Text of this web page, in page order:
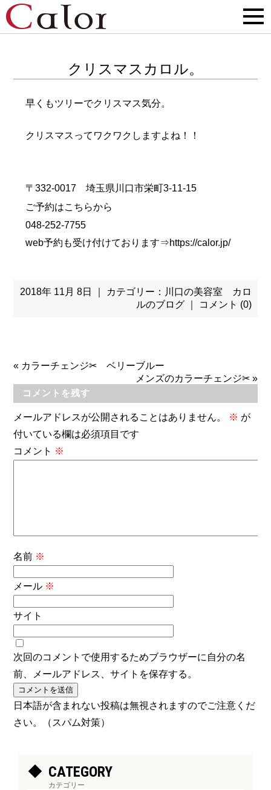
クリスマスカロル。
早くもツリーでクリスマス気分。
クリスマスってワクワクしますよね！！
〒332-0017 埼玉県川口市栄町3-11-15
ご予約はこちらから
048-252-7755
web予約も受け付けております⇒https://calor.jp/
2018年 11月 8日 ｜ カテゴリー： 川口の美容室 カロ
ルのブログ｜ コメント (0)
« カラーチェンジ✂ ベリーブルー
メンズのカラーチェンジ✂»
コメントを残す
メールアドレスが公開されることはありません。 ※ が
付いている欄は必須項目です
コメント ※
名前 ※
メール ※
サイト
次回のコメントで使用するためブラウザーに自分の名
前、メールアドレス、サイトを保存する。
日本語が含まれない投稿は無視されますのでご注意くだ
さい。（スパム対策）
CATEGORY
カテゴリー